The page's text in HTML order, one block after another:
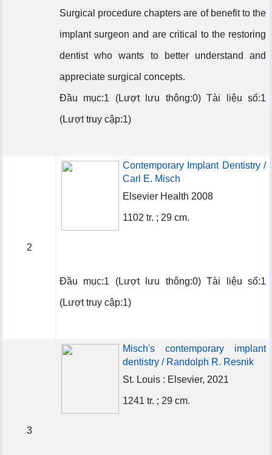
Surgical procedure chapters are of benefit to the
implant surgeon and are critical to the restoring
dentist who wants to better understand and
appreciate surgical concepts.
Đầu mục:1 (Lượt lưu thông:0) Tài liệu số:1
(Lượt truy cập:1)
2
Contemporary Implant Dentistry /
Carl E. Misch
Elsevier Health 2008
1102 tr. ; 29 cm.
Đầu mục:1 (Lượt lưu thông:0) Tài liệu số:1
(Lượt truy cập:1)
3
Misch's contemporary implant
dentistry / Randolph R. Resnik
St. Louis : Elsevier, 2021
1241 tr. ; 29 cm.